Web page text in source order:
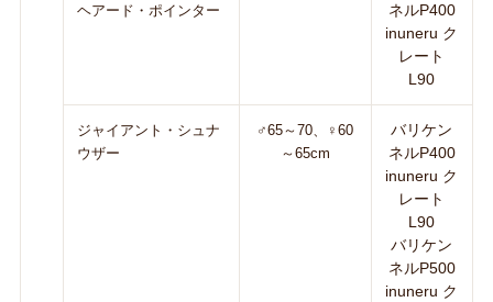
ヘアード・ポインター
ネルP400
inuneru ク
レート
L90
ジャイアント・シュナ
ウザー
♂65～70、♀60
～65cm
バリケン
ネルP400
inuneru ク
レート
L90
バリケン
ネルP500
inuneru ク